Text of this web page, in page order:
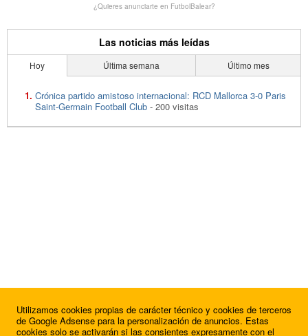
¿Quieres anunciarte en FutbolBalear?
Las noticias más leídas
Hoy Última semana Último mes
Crónica partido amistoso internacional: RCD Mallorca 3-0 Paris
Saint-Germain Football Club - 200 visitas
Utilizamos cookies propias de carácter técnico y cookies de terceros
de Google Adsense para la personalización de anuncios. Estas
cookies solo se activarán si las consientes expresamente con el